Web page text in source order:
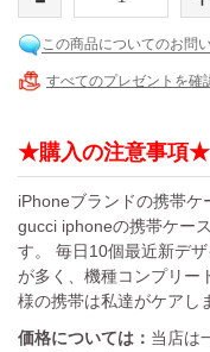
この商品についてのお問
すべてのプレゼントを確
★購入の注意事項★
iPhoneブランドの携帯ケ
gucci iphoneの携帯ケー
す。 毎日10個最近新デ
が多く、機種コンプリー
様の携帯は私達がケアし
価格については： 当店は